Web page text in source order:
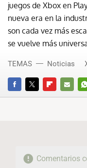
juegos de Xbox en
nueva era en la
son cada vez más
se vuelve más
FACEBOOKTWITTERFLIPBOARD
E-
TEMAS Noticias
Comentarios